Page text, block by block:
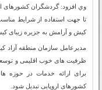
وي افزود: گردشگران کشورهای
تا جهت استفاده از شرایط
کیش و آرامش به جزیره زیبای
مدیرعامل سازمان منطقه آزاد
ظرفیت های خوب اقلیمی و
برای ارائه خدمات در
کشورهای اروپایی تبدیل شود